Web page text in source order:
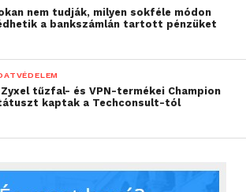
nem tudják, milyen sokféle módon
a bankszámlán tartott pénzüket
Zyxel tűzfal- és VPN-termékei Champion
kaptak a Techconsult-tól